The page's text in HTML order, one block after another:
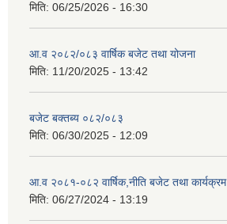
मिति: 06/25/2026 - 16:30
आ.व २०८२/०८३ वार्षिक बजेट तथा योजना
मिति: 11/20/2025 - 13:42
बजेट बक्तब्य ०८२/०८३
मिति: 06/30/2025 - 12:09
आ.व २०८१-०८२ वार्षिक,नीति बजेट तथा कार्यक्रम
मिति: 06/27/2024 - 13:19